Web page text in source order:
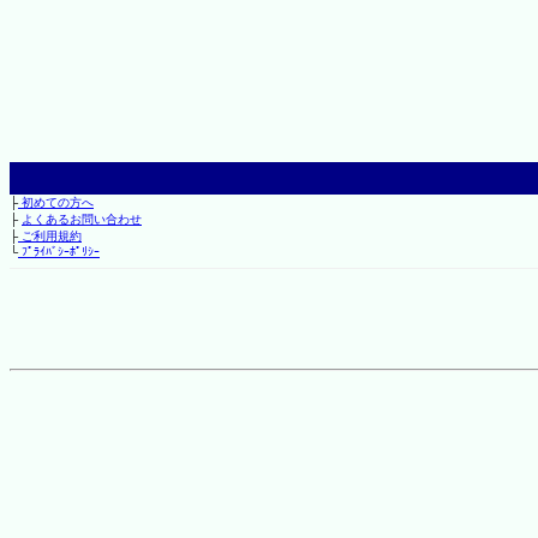
├初めての方へ
├ よくあるお問い合わせ
├ご利用規約
└ﾌﾟﾗｲﾊﾞｼｰﾎﾟﾘｼｰ